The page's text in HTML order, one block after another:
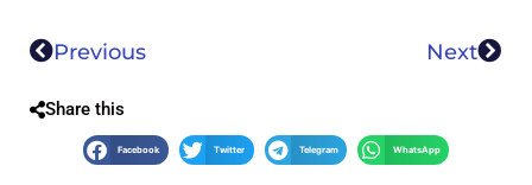
Previous Next
Share this
Facebook Twitter Telegram WhatsApp